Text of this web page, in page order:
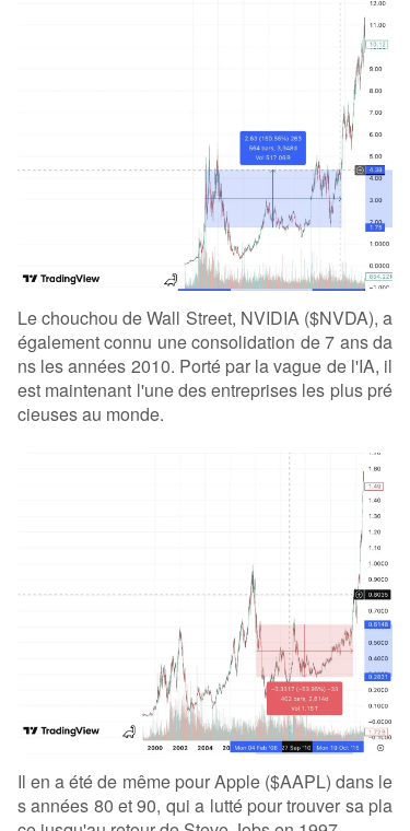
Le chouchou de Wall Street, NVIDIA ($NVDA), a
également connu une consolidation de 7 ans da
ns les années 2010. Porté par la vague de l'IA, il
est maintenant l'une des entreprises les plus pré
cieuses au monde.
Il en a été de même pour Apple ($AAPL) dans le
s années 80 et 90, qui a lutté pour trouver sa pla